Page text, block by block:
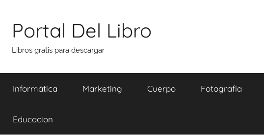
contenido
Portal Del Libro
Libros gratis para descargar
Informática Marketing Cuerpo Fotografia
Educacion